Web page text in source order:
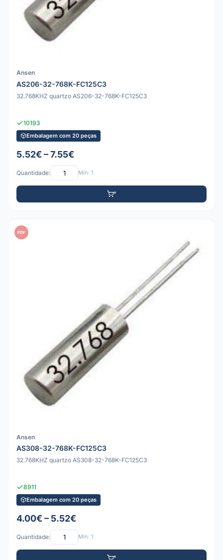
Ansen
AS206-32-768K-FC125C3
32.768KHZ quartzo AS206-32-768K-FC125C3
10193
Embalagem com 20 peças
5.52€ – 7.55€
Quantidade: Mín: 1
PDF
Ansen
AS308-32-768K-FC125C3
32.768KHZ quartzo AS308-32-768K-FC125C3
8911
Embalagem com 20 peças
4.00€ – 5.52€
Quantidade: Mín: 1